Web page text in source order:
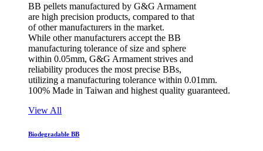
BB pellets manufactured by G&G Armament
are high precision products, compared to that
of other manufacturers in the market.
While other manufacturers accept the BB
manufacturing tolerance of size and sphere
within 0.05mm, G&G Armament strives and
reliability produces the most precise BBs,
utilizing a manufacturing tolerance within 0.01mm.
100% Made in Taiwan and highest quality guaranteed.
View All
Biodegradable BB